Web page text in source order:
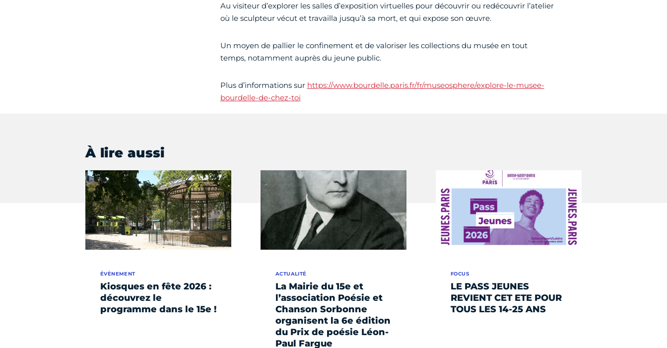
Au visiteur d’explorer les salles d’exposition virtuelles pour découvrir ou redécouvrir l’atelier
où le sculpteur vécut et travailla jusqu’à sa mort, et qui expose son œuvre.
Un moyen de pallier le confinement et de valoriser les collections du musée en tout
temps, notamment auprès du jeune public.
Plus d’informations sur https://www.bourdelle.paris.fr/fr/museosphere/explore-le-musee-
bourdelle-de-chez-toi
À lire aussi
Kiosques en fête 2026 :
découvrez le
programme dans le 15e !
ÉVÈNEMENT
La Mairie du 15e et
l’association Poésie et
Chanson Sorbonne
organisent la 6e édition
du Prix de poésie Léon-
Paul Fargue
ACTUALITÉ
LE PASS JEUNES
REVIENT CET ETE POUR
TOUS LES 14-25 ANS
FOCUS